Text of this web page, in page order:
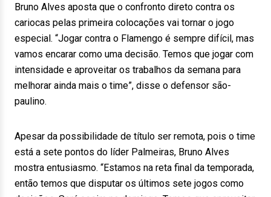
Bruno Alves aposta que o confronto direto contra os
cariocas pelas primeira colocações vai tornar o jogo
especial. “Jogar contra o Flamengo é sempre difícil, mas
vamos encarar como uma decisão. Temos que jogar com
intensidade e aproveitar os trabalhos da semana para
melhorar ainda mais o time”, disse o defensor são-
paulino.
Apesar da possibilidade de título ser remota, pois o time
está a sete pontos do líder Palmeiras, Bruno Alves
mostra entusiasmo. “Estamos na reta final da temporada,
então temos que disputar os últimos sete jogos como